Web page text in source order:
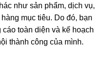
như sản phẩm, dịch vụ,
mục tiêu. Do đó, bạn
toàn diện và kế hoạch
thành công của mình.